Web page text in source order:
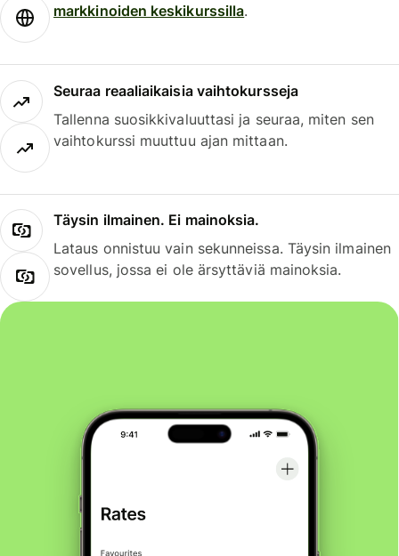
markkinoiden keskikurssilla.
Seuraa reaaliaikaisia vaihtokursseja
Tallenna suosikkivaluuttasi ja seuraa, miten sen
vaihtokurssi muuttuu ajan mittaan.
Täysin ilmainen. Ei mainoksia.
Lataus onnistuu vain sekunneissa. Täysin ilmainen
sovellus, jossa ei ole ärsyttäviä mainoksia.